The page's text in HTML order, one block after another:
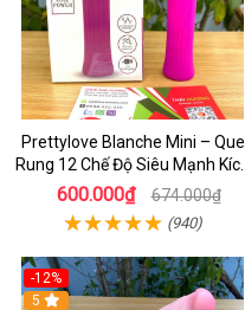
Prettylove Blanche Mini – Que
Rung 12 Chế Độ Siêu Mạnh Kích
Thích Điểm G Đê Mê
600.000₫ 674.000₫
(940)
-12%
5